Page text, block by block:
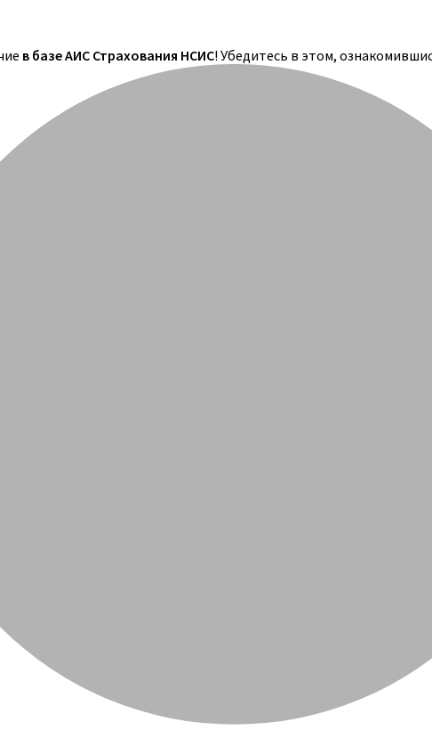
в базе АИС Страхования НСИС! Убедитесь в этом,